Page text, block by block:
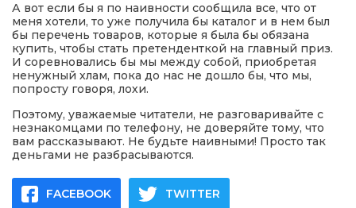
А вот если бы я по наивности сообщила все, что от
меня хотели, то уже получила бы каталог и в нем был
бы перечень товаров, которые я была бы обязана
купить, чтобы стать претенденткой на главный приз.
И соревновались бы мы между собой, приобретая
ненужный хлам, пока до нас не дошло бы, что мы,
попросту говоря, лохи.
Поэтому, уважаемые читатели, не разговаривайте с
незнакомцами по телефону, не доверяйте тому, что
вам рассказывают. Не будьте наивными! Просто так
деньгами не разбрасываются.
FACEBOOK TWITTER